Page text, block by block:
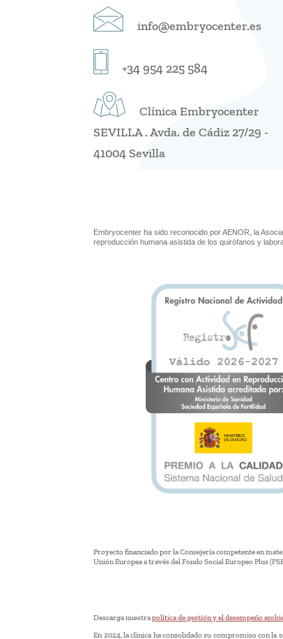
info@embryocenter.es
+34 954 225 584
Clínica Embryocenter
SEVILLA . Avda. de Cádiz 27/29 -
41004 Sevilla
Embryocenter ha sido reconocido por AENOR, la
reproducción humana asistida de los quirófanos y
Proyecto financiado por la Consejería competente en
Unión Europea a través del Fondo Social Europeo Plus
Descarga nuestrapolítica de gestión y el desempeño
En 2024, la clínica ha consolidado su compromiso con la